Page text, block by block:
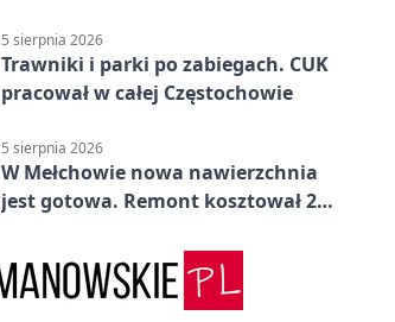
5 sierpnia 2026
Trawniki i parki po zabiegach. CUK
pracował w całej Częstochowie
5 sierpnia 2026
W Mełchowie nowa nawierzchnia
jest gotowa. Remont kosztował 222